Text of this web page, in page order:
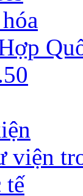
viện
tế